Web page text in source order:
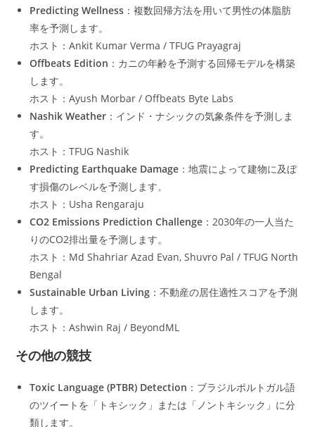
Predicting Wellness ：複数回帰方法を用いて男性の体脂肪
率を予測します。
ホスト：Ankit Kumar Verma / TFUG Prayagraj
Offbeats Edition ：カニの年齢を予測する回帰モデルを構築
します。
ホスト：Ayush Morbar / Offbeats Byte Labs
Nashik Weather ：インド・ナシックの気象条件を予測しま
す。
ホスト：TFUG Nashik
Predicting Earthquake Damage ：地震によって建物に及ぼ
す損傷のレベルを予測します。
ホスト：Usha Rengaraju
CO2 Emissions Prediction Challenge ：2030年の一人当た
りのCO2排出量を予測します。
ホスト：Md Shahriar Azad Evan, Shuvro Pal / TFUG North
Bengal
Sustainable Urban Living ：不動産の居住適性スコアを予測
します。
ホスト：Ashwin Raj / BeyondML
その他の競技
Toxic Language (PTBR) Detection ：ブラジルポルトガル語
のツイートを「トキシック」または「ノントキシック」に分
類します。